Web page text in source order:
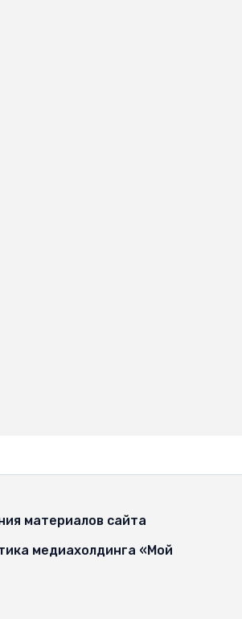
материалов сайта
медиахолдинга «Мой